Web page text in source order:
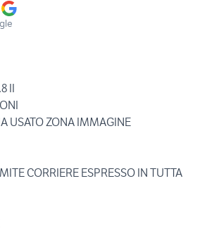
II
USATO ZONA IMMAGINE
CORRIERE ESPRESSO IN TUTTA